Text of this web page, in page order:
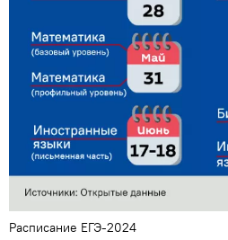
Расписание ЕГЭ-2024